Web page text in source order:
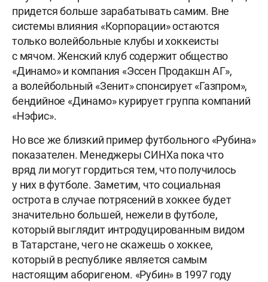
придется больше зарабатывать самим. Вне
системы влияния «Корпорации» остаются
только волейбольные клубы и хоккеисты
с мячом. Женский клуб содержит общество
«Динамо» и компания «Эссен Продакшн АГ»,
а волейбольный «Зенит» спонсирует «Газпром»,
бендийное «Динамо» курирует группа компаний
«Нэфис».
Но все же близкий пример футбольного «Рубина»
показателен. Менеджеры СИНХа пока что
вряд ли могут гордиться тем, что получилось
у них в футболе. Заметим, что социальная
острота в случае потрясений в хоккее будет
значительно большей, нежели в футболе,
который выглядит интродуцированным видом
в Татарстане, чего не скажешь о хоккее,
который в республике является самым
настоящим аборигеном. «Рубин» в 1997 году